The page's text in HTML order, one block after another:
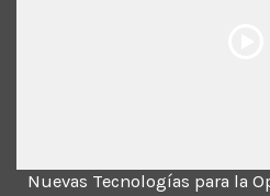
Nuevas Tecnologías para la